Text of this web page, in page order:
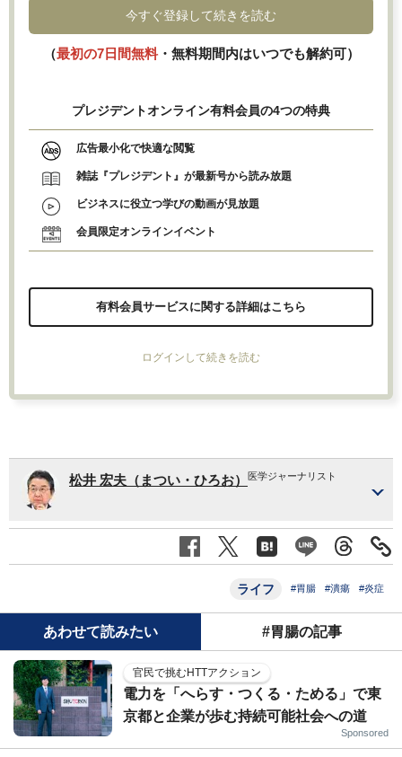
今すぐ登録して続きを読む
（最初の7日間無料・無料期間内はいつでも解約可）
プレジデントオンライン有料会員の4つの特典
広告最小化で快適な閲覧
雑誌『プレジデント』が最新号から読み放題
ビジネスに役立つ学びの動画が見放題
会員限定オンラインイベント
有料会員サービスに関する詳細はこちら
ログインして続きを読む
松井 宏夫（まつい・ひろお） 医学ジャーナリスト
ライフ #胃腸 #潰瘍 #炎症
あわせて読みたい #胃腸の記事
官民で挑むHTTアクション
電力を「へらす・つくる・ためる」で東
京都と企業が歩む持続可能社会への道
Sponsored